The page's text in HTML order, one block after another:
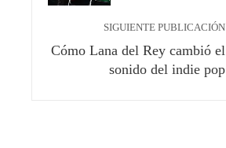
SIGUIENTE PUBLICACIÓN
Cómo Lana del Rey cambió el
sonido del indie pop